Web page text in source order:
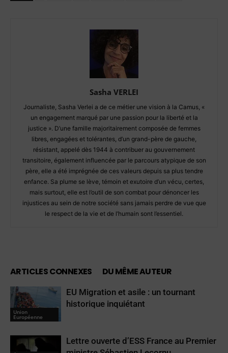
Sasha VERLEI
Journaliste, Sasha Verlei a de ce métier une vision à la Camus, «
un engagement marqué par une passion pour la liberté et la
justice ». D’une famille majoritairement composée de femmes
libres, engagées et tolérantes, d’un grand-père de gauche,
résistant, appelé dès 1944 à contribuer au gouvernement
transitoire, également influencée par le parcours atypique de son
père, elle a été imprégnée de ces valeurs depuis sa plus tendre
enfance. Sa plume se lève, témoin et exutoire d’un vécu, certes,
mais surtout, elle est l’outil de son combat pour dénoncer les
injustices au sein de notre société sans jamais perdre de vue que
le respect de la vie et de l’humain sont l’essentiel.
ARTICLES CONNEXES DU MÊME AUTEUR
Union
Européenne
EU Migration et asile : un tournant
historique inquiétant
Lettre ouverte d’ESS France au Premier